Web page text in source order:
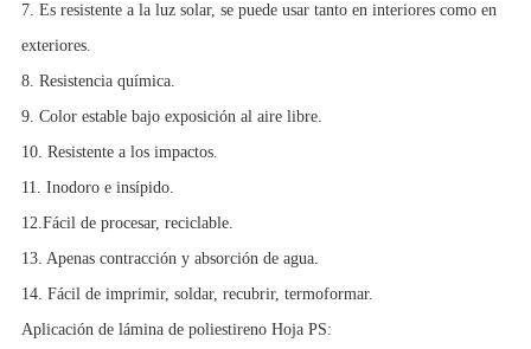
7. Es resistente a la luz solar, se puede usar tanto en interiores como en
exteriores.
8. Resistencia química.
9. Color estable bajo exposición al aire libre.
10. Resistente a los impactos.
11. Inodoro e insípido.
12.Fácil de procesar, reciclable.
13. Apenas contracción y absorción de agua.
14. Fácil de imprimir, soldar, recubrir, termoformar.
Aplicación de lámina de poliestireno Hoja PS: